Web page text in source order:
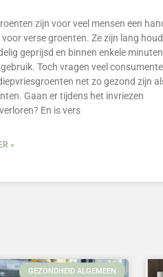
zijn voor veel mensen een
verse groenten. Ze zijn lang
geprijsd en binnen enkele minuten
Toch vragen veel
net zo gezond zijn
Gaan er tijdens het invriezen
En is vers
»
GEZONDHEID ALGEMEEN